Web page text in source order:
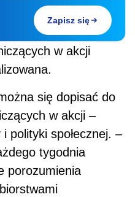
Zapisz się
w akcji
się dopisać do
w akcji –
polityki społecznej. –
tygodnia
porozumienia